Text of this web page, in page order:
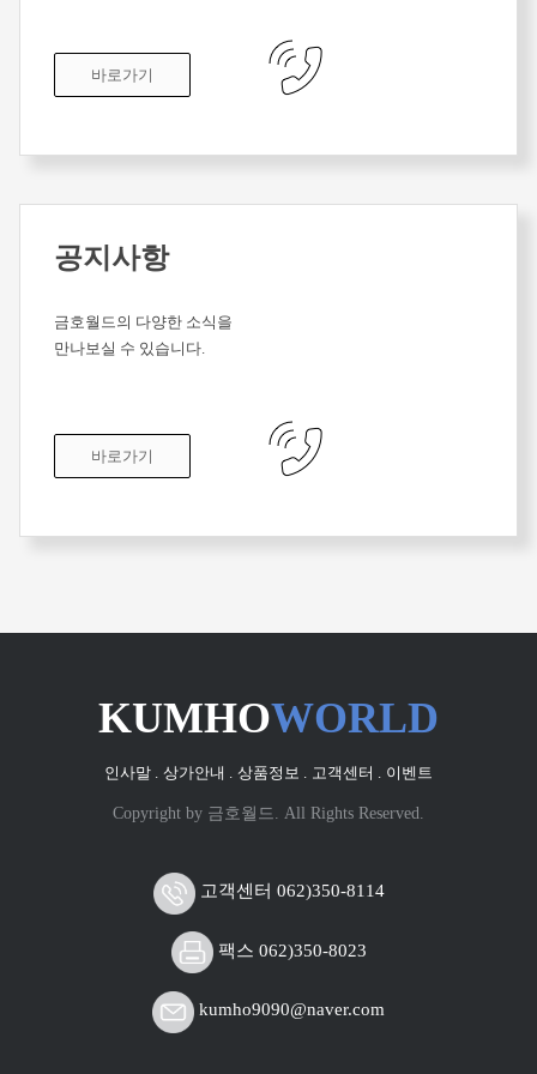
바로가기
공지사항
금호월드의 다양한 소식을
만나보실 수 있습니다.
바로가기
KUMHOWORLD
인사말 . 상가안내 . 상품정보 . 고객센터 . 이벤트
Copyright by 금호월드. All Rights Reserved.
고객센터 062)350-8114
팩스 062)350-8023
kumho9090@naver.com